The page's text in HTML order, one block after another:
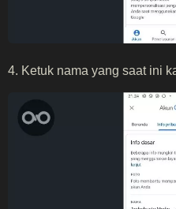
4. Ketuk nama yang saat ini